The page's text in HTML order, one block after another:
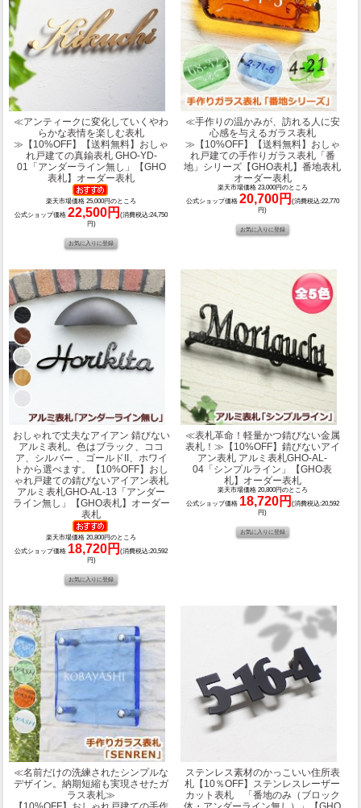
≪アンティークに変化していくやわ
らかな表情を楽しむ表札
≫ 【10%OFF】【送料無料】おしゃ
れ戸建ての真鍮表札 GHO-YD-
01「アンダーライン無し」【GHO
表札】オーダー表札
楽天市場価格 25,000円のところ
公式ショップ価格22,500円(消費税込:24,750
円)
≪手作りの温かみが、訪れる人に安
心感を与えるガラス表札
≫ 【10%OFF】【送料無料】おしゃ
れ戸建ての手作りガラス表札「番
地」シリーズ【GHO表札】番地表札
オーダー表札
楽天市場価格 23,000円のところ
公式ショップ価格 20,700円 (消費税込:22,770
円)
おしゃれで丈夫なアイアン 錆びない
アルミ表札。色はブラック、ココ
ア、シルバー 、ゴールドII、ホワイ
トから選べます。
【10%OFF】おし
ゃれ戸建ての錆びないアイアン表札
アルミ表札GHO-AL-13「アンダー
ライン無し」【GHO表札】オーダー
表札
楽天市場価格 20,800円のところ
公式ショップ価格 18,720円(消費税込:20,592
円)
≪表札革命！軽量かつ錆びない金属
表札！≫ 【10%OFF】錆びないアイ
アン表札 アルミ表札GHO-AL-
04「シンプルライン」【GHO表
札】オーダー表札
楽天市場価格 20,800円のところ
公式ショップ価格 18,720円 (消費税込:20,592
円)
≪名前だけの洗練されたシンプルな
デザイン。納期短縮も実現させたガ
ラス表札≫
ステンレス素材のかっこいい住所表
札 【10％OFF】ステンレスレーザー
カット表札 「番地のみ（ブロック